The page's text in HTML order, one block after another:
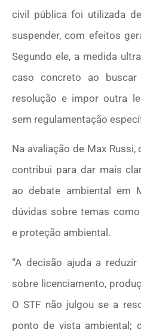
civil pública foi utilizada
suspender, com efeitos
Segundo ele, a medida
caso concreto ao
resolução e impor outra
sem regulamentação
Na avaliação de Max
contribui para dar mais
ao debate ambiental em
dúvidas sobre temas
e proteção ambiental.
“A decisão ajuda a
sobre licenciamento,
O STF não julgou se a
ponto de vista ambiental;